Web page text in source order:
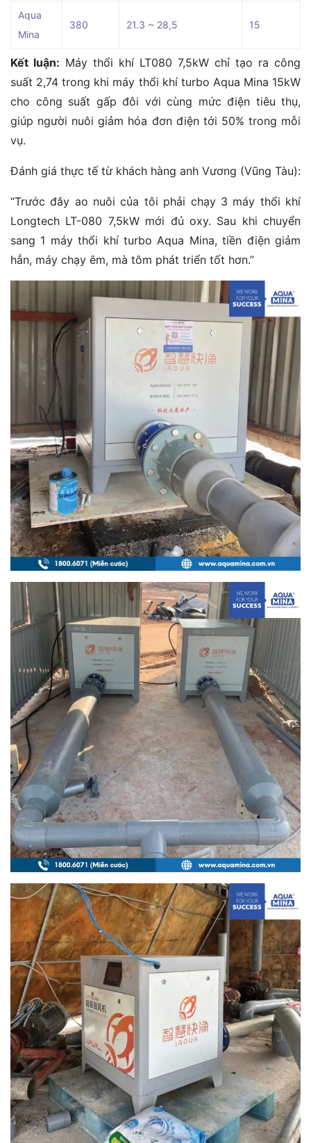
Aqua
Mina
380 21.3 ~ 28,5 15
Kết luận: Máy thổi khí LT080 7,5kW chỉ tạo ra công
suất 2,74 trong khi máy thổi khí turbo Aqua Mina 15kW
cho công suất gấp đôi với cùng mức điện tiêu thụ,
giúp người nuôi giảm hóa đơn điện tới 50% trong mỗi
vụ.
Đánh giá thực tế từ khách hàng anh Vương (Vũng Tàu):
“Trước đây ao nuôi của tôi phải chạy 3 máy thổi khí
Longtech LT-080 7,5kW mới đủ oxy. Sau khi chuyển
sang 1 máy thổi khí turbo Aqua Mina, tiền điện giảm
hẳn, máy chạy êm, mà tôm phát triển tốt hơn.”